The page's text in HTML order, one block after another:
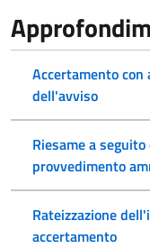
Accertamento
dell'avviso
Riesame a
provvedimento
Rateizzazione
accertamento